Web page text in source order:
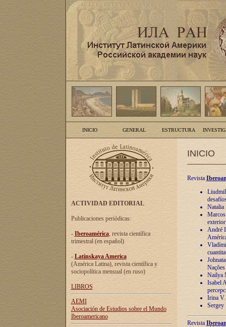
INICIO GENERAL ESTRUCTURA
ACTIVIDAD EDITORIAL
Publicaciones periódicas:
- Iberoamérica, revista científica
trimestral (en español)
- Latinskaya America
(América Latina), revista científica y
sociopolítica mensual (en ruso)
LIBROS
AEMI
Asociación de Estudios sobre el Mundo
Iberoamericano
INICIO
Revista
Natalia
André
Nailya
Isabel
Irina V.
Sergey
Revista